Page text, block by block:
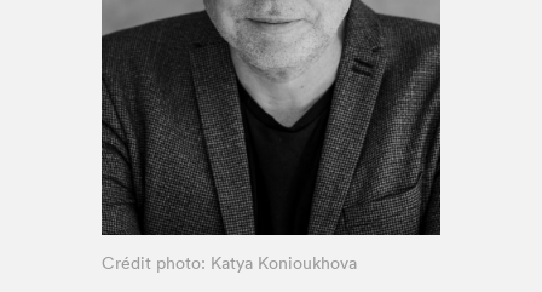
Espace médias
Crédit photo: Katya Konioukhova